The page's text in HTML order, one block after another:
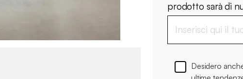
prodotto sarà di
Desidero